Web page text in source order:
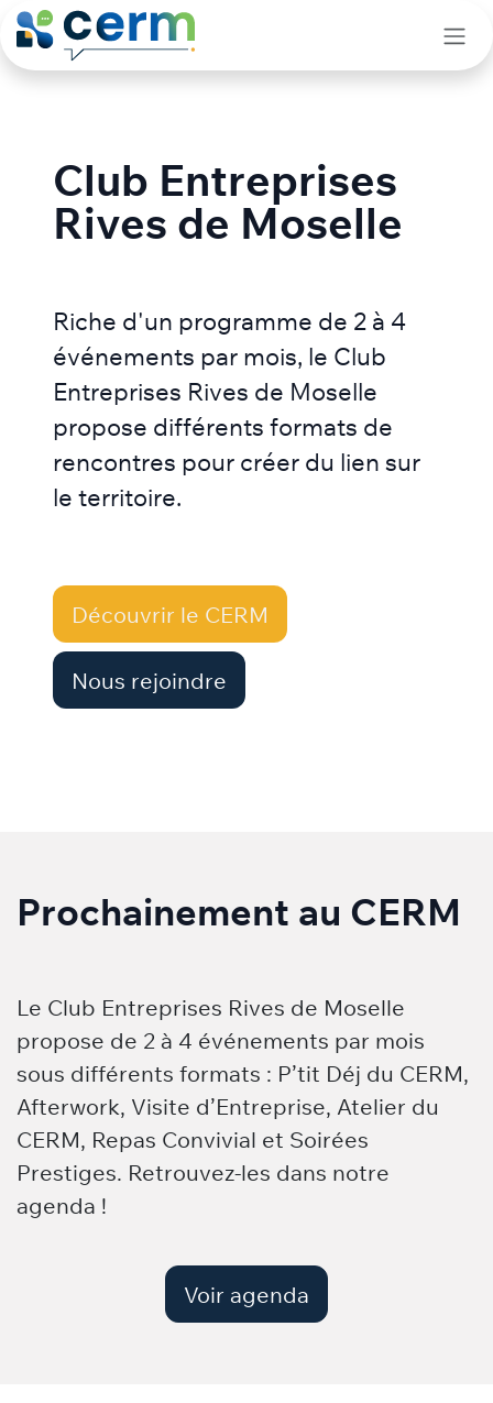
Se rendre au contenu
Club​ Entreprises
Rives de​ Mos​elle
Riche d'un programme de 2 à 4
événements par mois, le Club
Entreprises Rives de Moselle
propose différents formats de
rencontres pour créer du lien sur
le territoire.
Découvrir le CERM
Nous rejoind​​​​​​re
Prochainement au CERM
Le Club Entreprises Rives de Moselle
propose de 2 à 4 événements par mois
sous différents formats : P’tit Déj du CERM,
Afterwork, Visite d’Entreprise, Atelier du
CERM, Repas Convivial et Soirées
Prestiges. Retrouvez-les dans notre
agenda !
Voir agenda